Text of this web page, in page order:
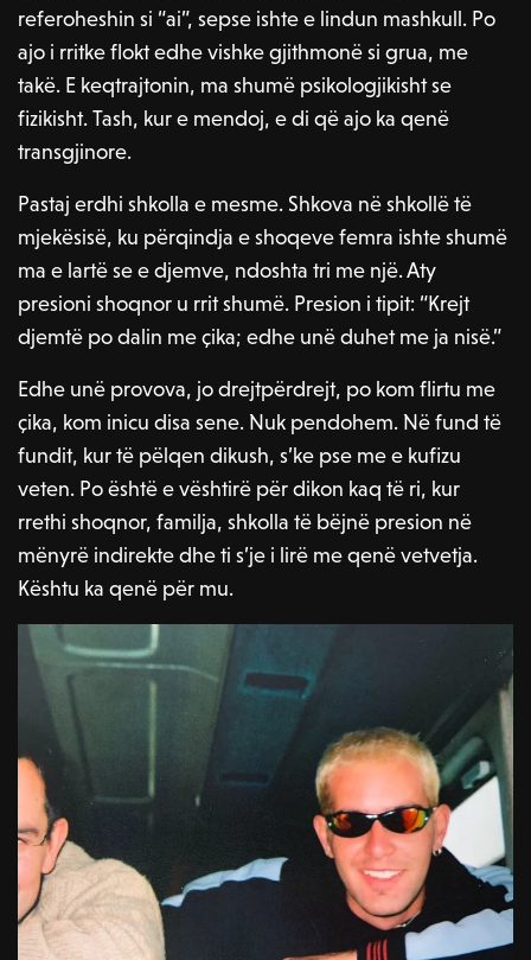
referoheshin si “ai”, sepse ishte e lindun mashkull. Po
ajo i rritke flokt edhe vishke gjithmonë si grua, me
takë. E keqtrajtonin, ma shumë psikologjikisht se
fizikisht. Tash, kur e mendoj, e di që ajo ka qenë
transgjinore.
Pastaj erdhi shkolla e mesme. Shkova në shkollë të
mjekësisë, ku përqindja e shoqeve femra ishte shumë
ma e lartë se e djemve, ndoshta tri me një. Aty
presioni shoqnor u rrit shumë. Presion i tipit: “Krejt
djemtë po dalin me çika; edhe unë duhet me ja nisë.”
Edhe unë provova, jo drejtpërdrejt, po kom flirtu me
çika, kom inicu disa sene. Nuk pendohem. Në fund të
fundit, kur të pëlqen dikush, s’ke pse me e kufizu
veten. Po është e vështirë për dikon kaq të ri, kur
rrethi shoqnor, familja, shkolla të bëjnë presion në
mënyrë indirekte dhe ti s’je i lirë me qenë vetvetja.
Kështu ka qenë për mu.